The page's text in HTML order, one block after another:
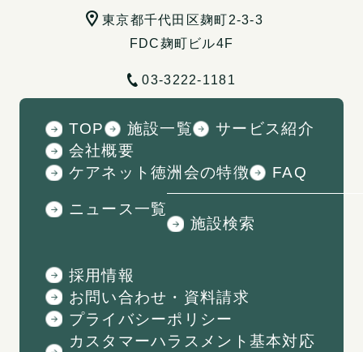
東京都千代田区麹町2-3-3
FDC麹町ビル4F
03-3222-1181
TOP 施設一覧
サービス紹介
会社概要
ケアネット徳洲会の特徴
FAQ
ニュース一覧
施設検索
採用情報
お問い合わせ・資料請求
プライバシーポリシー
カスタマーハラスメント基本対応